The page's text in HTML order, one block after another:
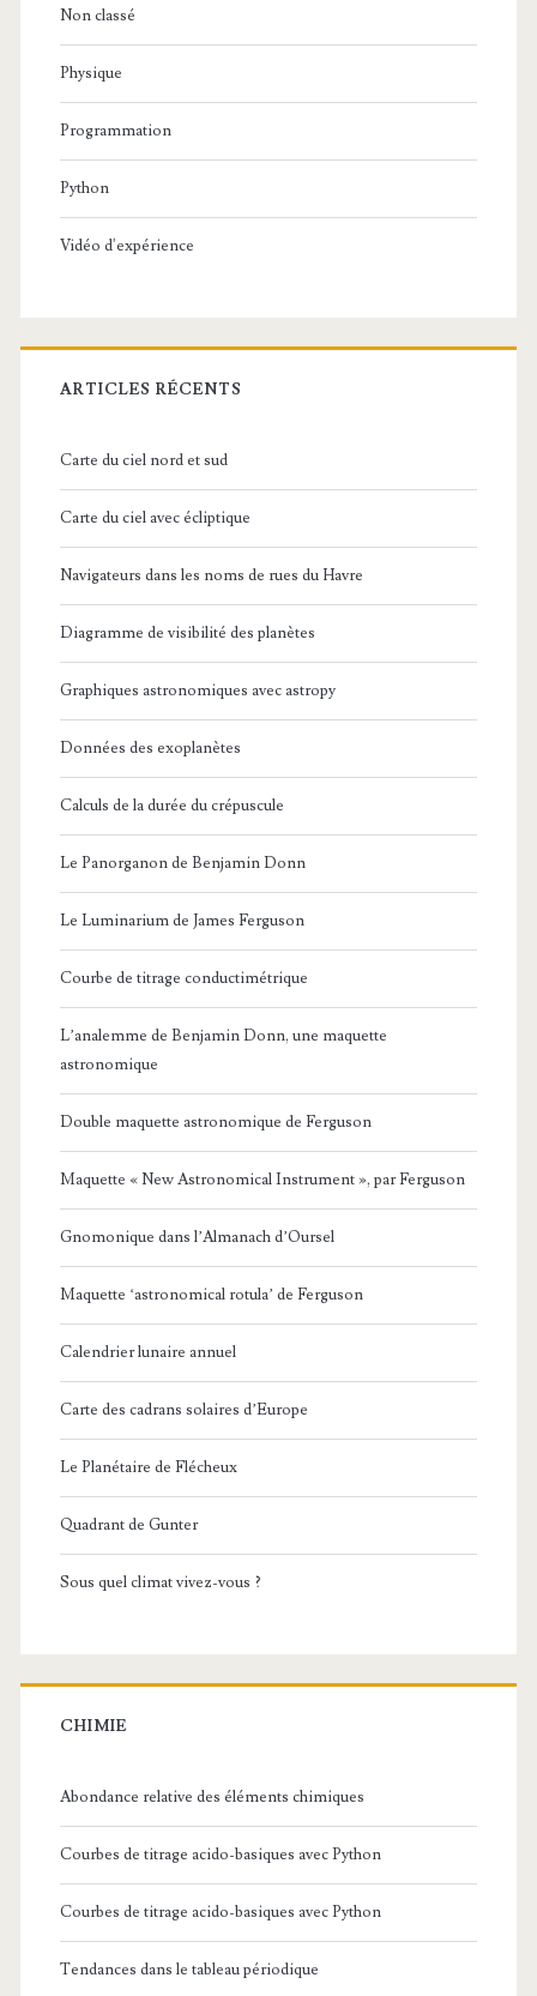
Non classé
Physique
Programmation
Python
Vidéo d'expérience
ARTICLES RÉCENTS
Carte du ciel nord et sud
Carte du ciel avec écliptique
Navigateurs dans les noms de rues du Havre
Diagramme de visibilité des planètes
Graphiques astronomiques avec astropy
Données des exoplanètes
Calculs de la durée du crépuscule
Le Panorganon de Benjamin Donn
Le Luminarium de James Ferguson
Courbe de titrage conductimétrique
L’analemme de Benjamin Donn, une maquette
astronomique
Double maquette astronomique de Ferguson
Maquette « New Astronomical Instrument », par Ferguson
Gnomonique dans l’Almanach d’Oursel
Maquette ‘astronomical rotula’ de Ferguson
Calendrier lunaire annuel
Carte des cadrans solaires d’Europe
Le Planétaire de Flécheux
Quadrant de Gunter
Sous quel climat vivez-vous ?
CHIMIE
Abondance relative des éléments chimiques
Courbes de titrage acido-basiques avec Python
Courbes de titrage acido-basiques avec Python
Tendances dans le tableau périodique